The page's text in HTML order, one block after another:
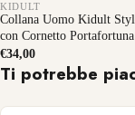
KIDULT
Collana Uomo Kidult
con Cornetto Portafortuna
€34,00
Ti potrebbe